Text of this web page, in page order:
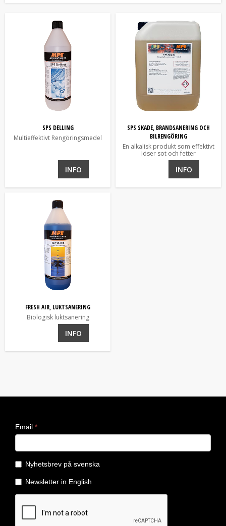
SPS DELLING
Multieffektivt Rengöringsmedel
INFO
SPS SKADE, BRANDSANERING OCH
BILRENGÖRING
En alkalisk produkt som effektivt
löser sot och fetter
INFO
FRESH AIR, LUKTSANERING
Biologisk luktsanering
INFO